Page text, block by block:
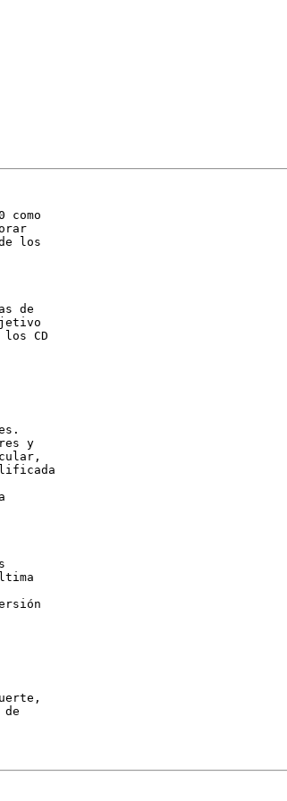
los
de
CD
y